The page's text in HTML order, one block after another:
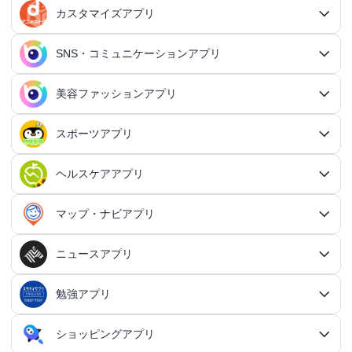
アクションRPGアプリ
シミュレーションRPGアプリ
ダンジョンRPGアプリ
MMORPGアプリ
放置系RPGアプリ
美少女RPGアプリ
カードRPGアプリ
クイズRPGアプリ
カジュアルRPGアプリ
3Dアクションアプリ
アクションRPGアプリ
シューティングゲームアプリ
MOBAアプリ
ステルスゲームアプリ
シミュレーションアプリ
シミュレーションアプリ総合
育成シミュレーションアプリ
戦略シミュレーションアプリ
箱庭シミュレーションアプリ
恋愛シミュレーションアプリ
歴史シミュレーションアプリ
メタバース体験シミュレーションゲームアプリ
対戦・協力ゲームアプリ
対戦・協力ゲームアプリ総合
オンライン対戦アプリ
協力・マルチプレイアプリ
シューティングゲームアプリ
シューティングゲームアプリ総合
FPSアプリ
TPSアプリ
オンラインシューティングアプリ
縦スクシューティングアプリ
横スクシューティングアプリ
スナイパーゲームアプリ
アドベンチャーゲームアプリ
アドベンチャーゲームアプリ総合
ミステリーアドベンチャーアプリ
ホラーアドベンチャーアプリ
サウンドノベルアプリ
サバイバルアドベンチャーアプリ
パズル・脳トレアプリ
パズル・脳トレアプリ総合
パズルゲームアプリ
脱出ゲームアプリ
クイズゲームアプリ
脳トレゲームアプリ
音楽ゲームアプリ
音楽ゲームアプリ総合
手持ち曲で遊ぶ音ゲーアプリ
ボカロ曲収録音ゲーアプリ
リズムタップゲームアプリ
オープンワールドアプリ
オープンワールドアプリ総合
3Dサンドボックスアプリ
カジュアルゲームアプリ
クレーンゲームアプリ
放置系ゲームアプリ
育成ゲームアプリ
育成ゲームアプリ総合
家計簿アプリ
ふるさと納税アプリ
貯金アプリ
スマホ決済アプリ
クレジットカードアプリ
投資アプリ
確定申告アプリ
ギャンブルの管理アプリ
日記アプリ
交換日記アプリ
写真カレンダーアプリ
鍵付き日記アプリ
シンプルな日記アプリ
終活アプリ
行動記録アプリ
行動記録アプリ総合
習慣化アプリ
ポイ活アプリ
ポイ活アプリ総合
レシートポイ活アプリ
歩いてお金を稼ぐアプリ
登録でお金がもらえるアプリ
動画を見るだけで稼ぐアプリ
ポイ活ニュースアプリ
スケジューラ・時計アプリ
カレンダーアプリ
リマインダーアプリ
時計アプリ
タイマーアプリ
ライフログアプリ
持ち物管理アプリ
生理周期アプリ
体重管理アプリ
血圧記録アプリ
体温記録アプリ
家事アプリ
家事アプリ総合
料理アプリ
掃除アプリ
洗濯アプリ
家事分担アプリ
育児アプリ
育児アプリ総合
育児記録アプリ
知育アプリ
防犯アプリ
防犯アプリ総合
防犯ブザーアプリ
防災アプリ
メモアプリ
タスク管理アプリ
タスク管理アプリ総合
個人タスク管理アプリ
タスク共有アプリ
プロジェクト管理アプリ
QRコードアプリ
QRコード作成アプリ
janコード検索アプリ
OCRアプリ
OCRアプリ総合
翻訳カメラアプリ
議事録アプリ
議事録アプリ総合
文字起こしアプリ
高音質ボイスレコーダーアプリ
顧客管理アプリ
顧客管理アプリ総合
ファイル管理アプリ
ファイル管理アプリ総合
クラウド保存・共有アプリ
PDFアプリ
ファイルマネージャーアプリ
名刺管理アプリ
名刺管理アプリ総合
会計アプリ
会計アプリ総合
小売・卸売支援ツールアプリ
在庫管理アプリ
思考整理アプリ
恋愛アプリ総合
マッチングアプリ
マッチングアプリ総合
20代向けマッチングアプリ
30代向けマッチングアプリ
40代向けマッチングアプリ
60代・シニア向けマッチングアプリ
出会いアプリ
カップルアプリ
カップルアプリ総合
カップルSNSアプリ
記念日アプリ
デートアプリ
デートスポットアプリ
恋愛診断アプリ
恋愛相談アプリ
女性の悩み解決アプリ
カスタマイズアプリ
カスタマイズアプリ総合
IFTTTアプリ
オートクリッカーアプリ
ネットワークアプリ
スピードテストアプリ
VPNアプリ
テザリングアプリ
スマホ最適化アプリ
スマホ最適化アプリ総合
メモリの確認／解放アプリ
セキュリティアプリ
パスワード管理アプリ
セキュリティ対策アプリ
VPNアプリ
キーボードアプリ
キーボードアプリ総合
文字起こしアプリ
顔文字・絵文字アプリ
画面の設定アプリ
ホーム画面アプリ
ウィジェットカスタマイズアプリ
音の設定アプリ
録音アプリ
SNS・コミュニケーションアプリ
SNS・コミュニケーションアプリ総合
SNSアプリ
SNSアプリ総合
X（Twitter）アプリ
LINEアプリ
マストドンアプリ
写真投稿SNSアプリ
動画投稿SNSアプリ
メールアプリ
フリーメールアプリ
チャットアプリ
チャットアプリ総合
SMSアプリ
お絵描きチャットアプリ
電話アプリ
電話アプリ総合
ビデオ通話アプリ
電話帳アプリ
掲示板アプリ
掲示板アプリ総合
ゲーム募集アプリ
アイコン画像アプリ
アイコン画像アプリ総合
年賀状・カードアプリ
美容ファッションアプリ
美容ファッションアプリ総合
ヘア・メイク・ネイルアプリ
メイク・スキンケアアプリ
ネイルアプリ
ファッションアプリ
コーデの参考アプリ
服デザインアプリ
ボディケア・エステアプリ
女性向けダイエットアプリ
整形アプリ
スポーツアプリ
スポーツアプリ総合
陸上競技アプリ
陸上競技アプリ総合
ウォーキングアプリ
ランニングアプリ
自転車アプリ
テニスアプリ
ライトアプリ
ライトアプリ総合
野球アプリ
ヘルスケアアプリ
ヘルスケアアプリ総合
健康管理アプリ
健康管理アプリ総合
体重管理アプリ
妊娠・出産アプリ
マップ・ナビアプリ
マップ・ナビアプリ総合
ドライブアプリ
鉄道アプリ
ニュースアプリ
ニュースアプリ総合
スポーツニュースアプリ
勉強アプリ
勉強アプリ総合
ショッピングアプリ